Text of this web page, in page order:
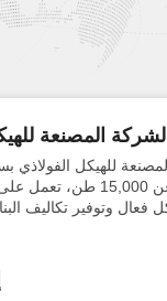
الشركة المصنعة
يومية تزيد عن 15,000